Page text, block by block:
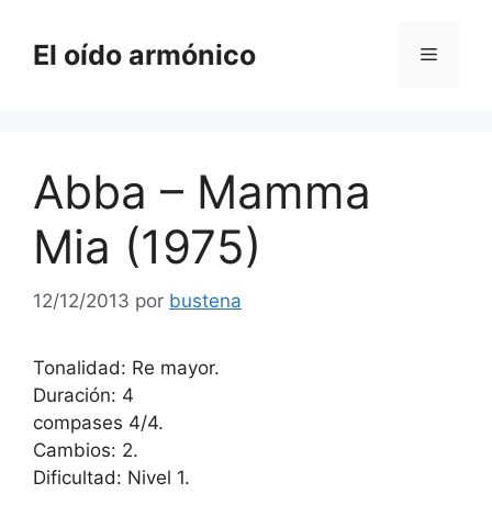
contenido
El oído armónico Menú
Abba – Mamma
Mia (1975)
12/12/2013 por bustena
Tonalidad: Re mayor.
Duración: 4
compases 4/4.
Cambios: 2.
Dificultad: Nivel 1.